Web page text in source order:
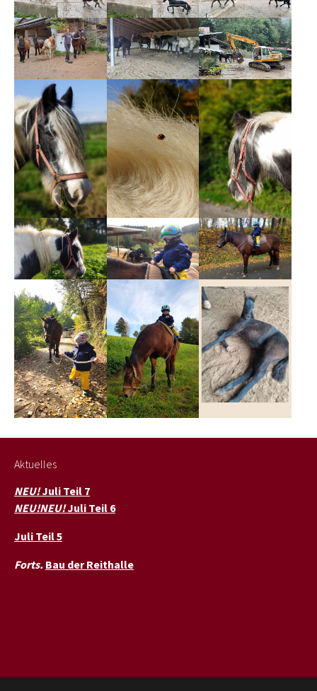
Show larger versionShow larger versionShow larger version
Show larger versionShow larger versionShow larger version
Show larger versionShow larger versionShow larger version
Show larger versionShow larger versionShow larger version
Aktuelles
NEU!Juli Teil 7
NEU!NEU!Juli Teil 6
Juli Teil 5
Forts. Bau der Reithalle